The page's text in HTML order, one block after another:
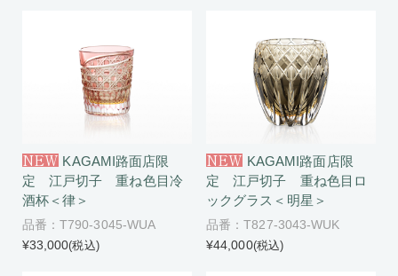
NEW KAGAMI路面店限
定 江戸切子 重ね色目冷
酒杯＜律＞
品番：T790-3045-WUA
¥33,000(税込)
NEW KAGAMI路面店限
定 江戸切子 重ね色目ロ
ックグラス＜明星＞
品番：T827-3043-WUK
¥44,000(税込)